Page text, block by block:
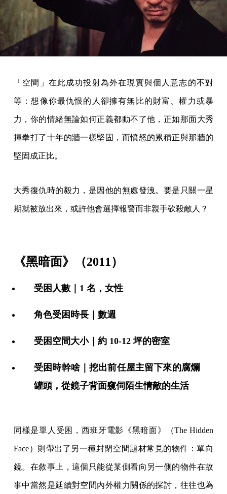
「空間」在此成功投射為外在現實與個人意志的不對
等：想像你最仇恨的人卻擁有無比的財富、權力或暴
力，你的情緒無論如何正義都動不了他，正如那面大秀
揮拳打了十年的牆一樣堅固，而憤怒的累積正與那牆的
堅固成正比。
大秀復仇時的毅力，是因他的無處發洩。要是只關一星
期就被放出來，或許他會選擇報警而非親手砍殺敵人？
《黑暗面》（2011）
受困人數｜1 名，女性
角色受困時長｜數週
受困空間大小｜約 10-12 坪的密室
受困時幹啥｜挖出前任屋主留下來的腐爛
罐頭，從鏡子背面窺伺陌生情敵的生活
同樣是單人受困，西班牙電影《黑暗面》（The Hidden
Face）則帶出了另一種封閉空間題材常見的物件：單向
鏡。在敘事上，這個只能從某側看向另一側的物件在故
事中當然是延續對空間內外權力關係的探討，往往也為